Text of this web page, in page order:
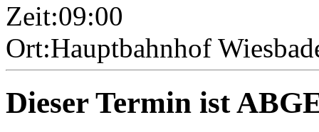
Zeit:09:00
Ort:Hauptbahnhof
Dieser Termin ist